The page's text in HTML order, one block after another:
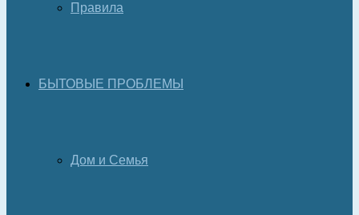
Правила
БЫТОВЫЕ ПРОБЛЕМЫ
Дом и Семья